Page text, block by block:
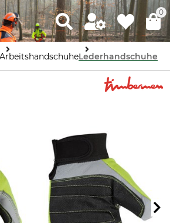
0
ArbeitshandschuheLederhandschuhe